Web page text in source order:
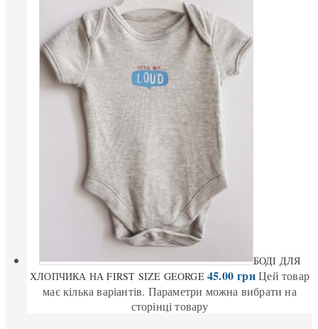
БОДІ ДЛЯ
ХЛОПЧИКА НА FIRST SIZE GEORGE 45.00грн Цей товар
має кілька варіантів. Параметри можна вибрати на
сторінці товару